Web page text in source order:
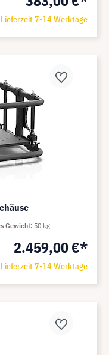
Lieferzeit 7-14 Werktage
2.459,00 €*
Lieferzeit 7-14 Werktage
Gewicht 50 kg